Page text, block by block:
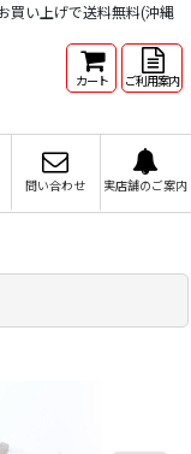
買い上げで送料無料(沖縄
カート ご利用案内
問い合わせ 実店舗のご案内